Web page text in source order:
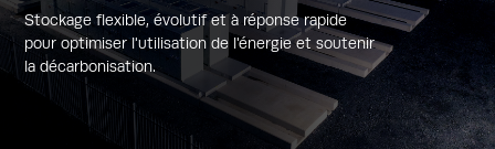
Stockage flexible, évolutif et à réponse rapide
pour optimiser l'utilisation de l'énergie et soutenir
la décarbonisation.